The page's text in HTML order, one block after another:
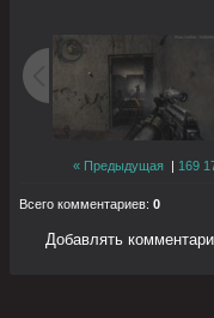
« Предыдущая | 169
Всего комментариев: 0
Добавлять